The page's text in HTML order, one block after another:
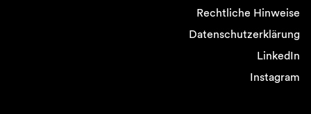
Rechtliche Hinweise
Datenschutzerklärung
LinkedIn
Instagram